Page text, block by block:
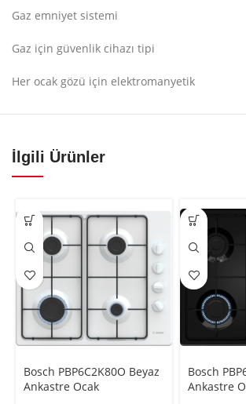
Gaz emniyet sistemi
Gaz için güvenlik cihazı tipi
Her ocak gözü için elektromanyetik
İlgili Ürünler
Bosch PBP6C2K80O Beyaz
Ankastre Ocak
Bosch
Ankastre